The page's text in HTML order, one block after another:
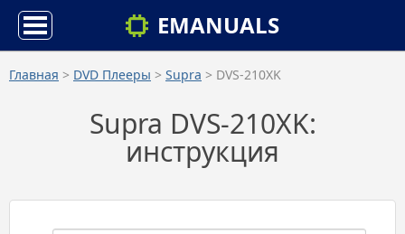
EMANUALS
Главная > DVD Плееры > Supra > DVS-210XK
Supra DVS-210XK:
инструкция